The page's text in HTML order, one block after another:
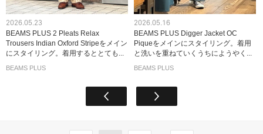
2026.05.23
BEAMS PLUS 2 Pleats Relax
Trousers Indian Oxford Stripeをメイン
にスタイリング。着用するととても...
BEAMS PLUS
2026.05.16
BEAMS PLUS Digger Jacket OC
Piqueをメインにスタイリング。着用
と洗いを重ねていくうちにようやく...
BEAMS PLUS